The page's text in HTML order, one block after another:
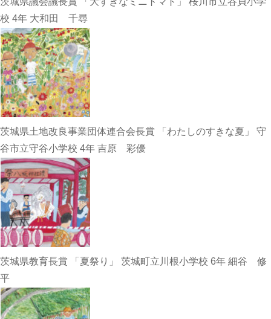
校 4年 大和田 千尋
茨城県土地改良事業団体連合会長賞 「わたしのすきな夏」 守
谷市立守谷小学校 4年 吉原 彩優
茨城県教育長賞 「夏祭り」 茨城町立川根小学校 6年 細谷 修
平